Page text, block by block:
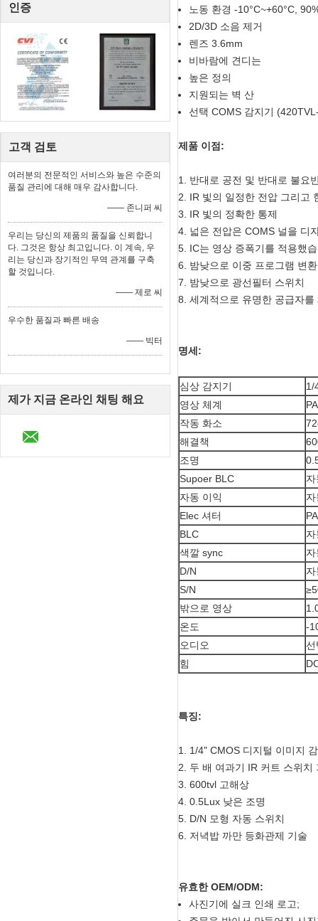
인증
고객 검토
여러분의 전문적인 서비스와 높은 수준의
품질 관리에 대해 매우 감사합니다.
—— 존니퍼 씨
우리는 당신의 제품의 품질을 신뢰합니
다. 그것은 항상 최고입니다. 이 계속, 우
리는 당신과 장기적인 무역 관계를 구축
할 것입니다.
—— 제로 씨
우수한 품질과 빠른 배송
—— 빅터
제가 지금 온라인 채팅 해요
노동 환경 -10°C~+60°C,
2D/3D 소음 제거
렌즈 3.6mm
비바람에 견디는
높은 정의
지원되는 벽 산
선택 COMS 감지기
제품 이점:
1. 반대로 공전 및 반대로 불요
2. IR 빛의 일정한 전압 그리고
3. IR 빛의 정확한 통제
4. 넓은 전압은 COMS 널을 디
5. IC는 영상 증폭기를 적용했
6. 밤낮으로 이중 프로그램 변환
7. 밤낮으로 광선필터 스위치
8. 세계적으로 유명한 공급자
명세:
심상 감지기
1/
영상 체계
작동 화소
해결책
조명
Supoer BLC
자동 이익
Elec 셔터
BLC
색깔 sync
D/N
S/N
밖으로 영상
온도
-
오디오
힘
특징:
1. 1/4" CMOS 디지털 이미지
2. 두 배 여과기 IR 커트 스위치
3. 600tvl 고해상
4. 0.5Lux 낮은 조명
5. D/N 모형 자동 스위치
6. 저녁밥 까만 등화관제 기술
유효한 OEM/ODM:
사진기에 실크 인쇄 로고;